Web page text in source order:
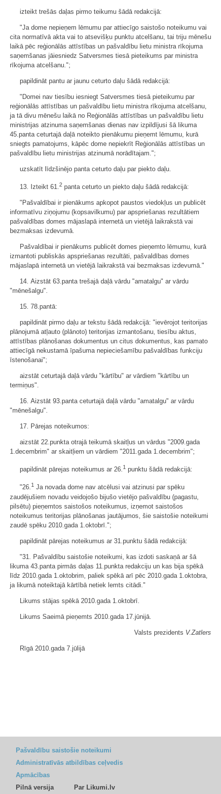
izteikt trešās daļas pirmo teikumu šādā redakcijā:
"Ja dome nepieņem lēmumu par attiecīgo saistošo noteikumu vai
cita normatīvā akta vai to atsevišķu punktu atcelšanu, tai triju mēnešu
laikā pēc reģionālās attīstības un pašvaldību lietu ministra rīkojuma
saņemšanas jāiesniedz Satversmes tiesā pieteikums par ministra
rīkojuma atcelšanu.";
papildināt pantu ar jaunu ceturto daļu šādā redakcijā:
"Domei nav tiesību iesniegt Satversmes tiesā pieteikumu par
reģionālās attīstības un pašvaldību lietu ministra rīkojuma atcelšanu,
ja tā divu mēnešu laikā no Reģionālās attīstības un pašvaldību lietu
ministrijas atzinuma saņemšanas dienas nav izpildījusi šā likuma
45.panta ceturtajā daļā noteikto pienākumu pieņemt lēmumu, kurā
sniegts pamatojums, kāpēc dome nepiekrīt Reģionālās attīstības un
pašvaldību lietu ministrijas atzinumā norādītajam.";
uzskatīt līdzšinējo panta ceturto daļu par piekto daļu.
13. Izteikt 61. 2 panta ceturto un piekto daļu šādā redakcijā:
"Pašvaldībai ir pienākums apkopot paustos viedokļus un publicēt
informatīvu ziņojumu (kopsavilkumu) par apspriešanas rezultātiem
pašvaldības domes mājaslapā internetā un vietējā laikrakstā vai
bezmaksas izdevumā.
Pašvaldībai ir pienākums publicēt domes pieņemto lēmumu, kurā
izmantoti publiskās apspriešanas rezultāti, pašvaldības domes
mājaslapā internetā un vietējā laikrakstā vai bezmaksas izdevumā."
14. Aizstāt 63.panta trešajā daļā vārdu "amatalgu" ar vārdu
"mēnešalgu".
15. 78.pantā:
papildināt pirmo daļu ar tekstu šādā redakcijā: "ievērojot teritorijas
plānojumā atļauto (plānoto) teritorijas izmantošanu, tiesību aktus,
attīstības plānošanas dokumentus un citus dokumentus, kas pamato
attiecīgā nekustamā īpašuma nepieciešamību pašvaldības funkciju
īstenošanai";
aizstāt ceturtajā daļā vārdu "kārtību" ar vārdiem "kārtību un
termiņus".
16. Aizstāt 93.panta ceturtajā daļā vārdu "amatalgu" ar vārdu
"mēnešalgu".
17. Pārejas noteikumos:
aizstāt 22.punkta otrajā teikumā skaitļus un vārdus "2009.gada
1.decembrim" ar skaitļiem un vārdiem "2011.gada 1.decembrim";
papildināt pārejas noteikumus ar 26.1 punktu šādā redakcijā:
"26.1 Ja novada dome nav atcēlusi vai atzinusi par spēku
zaudējušiem novadu veidojošo bijušo vietējo pašvaldību (pagastu,
pilsētu) pieņemtos saistošos noteikumus, izņemot saistošos
noteikumus teritorijas plānošanas jautājumos, šie saistošie noteikumi
zaudē spēku 2010.gada 1.oktobrī.";
papildināt pārejas noteikumus ar 31.punktu šādā redakcijā:
"31. Pašvaldību saistošie noteikumi, kas izdoti saskaņā ar šā
likuma 43.panta pirmās daļas 11.punkta redakciju un kas bija spēkā
līdz 2010.gada 1.oktobrim, paliek spēkā arī pēc 2010.gada 1.oktobra,
ja likumā noteiktajā kārtībā netiek lemts citādi."
Likums stājas spēkā 2010.gada 1.oktobrī.
Likums Saeimā pieņemts 2010.gada 17.jūnijā.
Valsts prezidents V.Zatlers
Rīgā 2010.gada 7.jūlijā
Pašvaldību saistošie noteikumi
Administratīvās atbildības ceļvedis
Apmācības
Pilnā versija
Par Likumi.lv